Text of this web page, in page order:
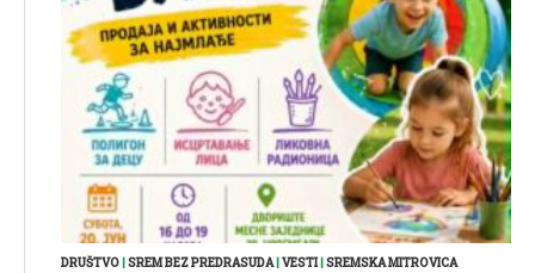
DRUŠTVO SREM BEZ PREDRASUDA| VESTI| SREMSKA MITROVICA